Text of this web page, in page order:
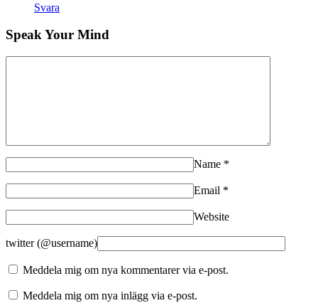
Svara
Speak Your Mind
Name *
Email *
Website
twitter (@username)
Meddela mig om nya kommentarer via e-post.
Meddela mig om nya inlägg via e-post.